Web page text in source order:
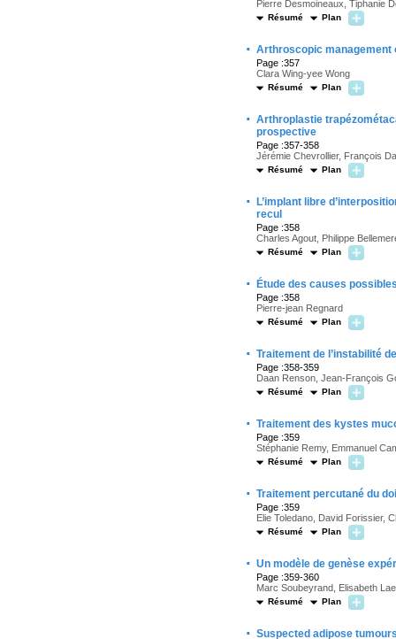
Pierre Desmoineaux, Tiphanie
Résumé Plan
· Arthroscopic management
Page :357
Clara Wing-yee Wong
Résumé Plan
· Arthroplastie
prospective
Page :357-358
Jérémie Chevrollier, François
Résumé Plan
·
L’implant libre
recul
Page :358
Charles Agout, Philippe
Résumé Plan
· Étude des causes
Page :358
Pierre-jean Regnard
Résumé Plan
· Traitement de l’instabilité
Page :358-359
Daan Renson, Jean-François
Résumé Plan
· Traitement des kystes
Page :359
Stéphanie Remy, Emmanuel
Résumé Plan
· Traitement percutané du
Page :359
Elie Toledano, David Forissier,
Résumé Plan
· Un modèle de genèse
Page :359-360
Marc Soubeyrand, Elisabeth
Résumé Plan
· Suspected adipose